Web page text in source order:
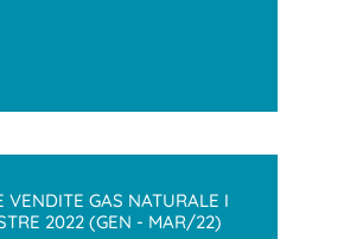
VENDITE GAS NATURALE I
2022 (GEN - MAR/22)